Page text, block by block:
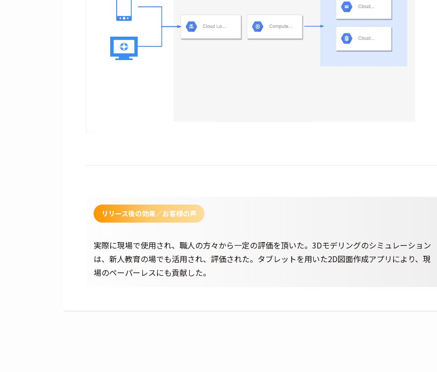
リリース後の効果／お客様の声
実際に現場で使用され、職人の方々から一定の評価を頂いた。3Dモデリングのシミュレーション
は、新人教育の場でも活用され、評価された。タブレットを用いた2D図面作成アプリにより、現
場のペーパーレスにも貢献した。